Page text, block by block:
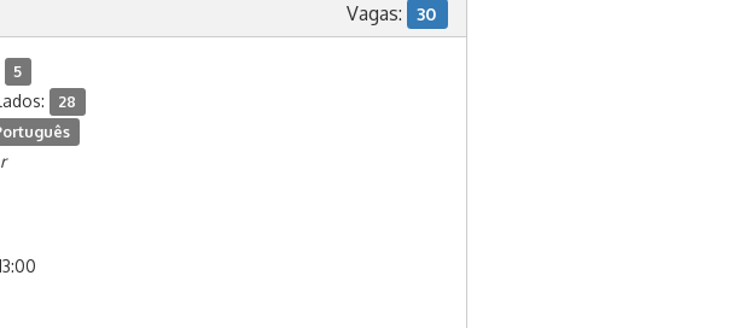
Vagas: 30
5
28